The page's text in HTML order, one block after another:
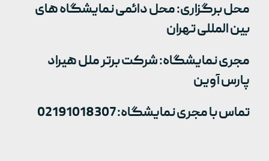
محل برگزاری: محل دائمی نمایشگاه های
بین المللی تهران
مجری نمایشگاه: شرکت برتر ملل هیراد
پارس آوین
تماس با مجری نمایشگاه: 02191018307